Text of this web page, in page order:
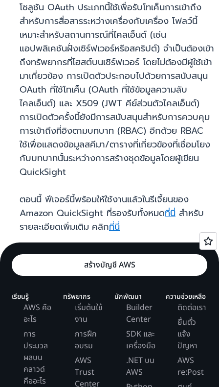
โซลูชัน OAuth ประเภทนี้ใช้เพื่อรับโทเค็นการเข้าถึง
สำหรับการสื่อสารระหว่างเครื่องกับเครื่อง โฟลว์นี้
เหมาะสำหรับสถานการณ์ที่ไคลเอ็นต์ (เช่น
แอปพลิเคชันฝั่งเซิร์ฟเวอร์หรือสคริปต์) จำเป็นต้องเข้า
ถึงทรัพยากรที่โฮสต์บนเซิร์ฟเวอร์ โดยไม่ต้องมีผู้ใช้เข้า
มาเกี่ยวข้อง การเปิดตัวประกอบไปด้วยการสนับสนุน
OAuth ที่ใช้โทเค็น (OAuth ที่ใช้ข้อมูลความลับ
ไคลเอ็นต์) และ X509 (JWT คีย์ส่วนตัวไคลเอ็นต์)
การเปิดตัวครั้งนี้ยังมีการสนับสนุนสำหรับการควบคุม
การเข้าถึงที่อิงตามบทบาท (RBAC) อีกด้วย RBAC
ใช้เพื่อแสดงข้อมูลสคีมา/ตารางที่เกี่ยวข้องที่เชื่อมโยง
กับบทบาทนั้นระหว่างการสร้างชุดข้อมูลโดยผู้เขียน
QuickSight
ตอนนี้ ฟีเจอร์นี้พร้อมให้ใช้งานแล้วในรีเจี้ยนของ
Amazon QuickSight ที่รองรับทั้งหมดที่นี่ สำหรับ
รายละเอียดเพิ่มเติม คลิกที่นี่
สร้างบัญชี AWS
เรียนรู้
AWS คือ
อะไร
การ
ประมวล
ผลบน
คลาวด์
คืออะไร
ทรัพยากร
เริ่มต้นใช้
งาน
การฝึก
อบรม
AWS
Trust
Center
นักพัฒนา
Builder
Center
SDK และ
เครื่องมือ
.NET บน
AWS
ความช่วยเหลือ
ติดต่อเรา
ยื่นตั๋ว
แจ้ง
ปัญหา
AWS
re:Post